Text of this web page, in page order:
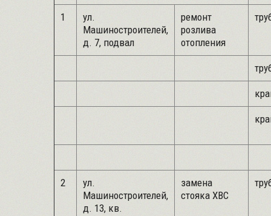
1
ул.
Машиностроителей,
д. 7, подвал
ремонт
розлива
отопления
2
ул.
Машиностроителей,
д. 13, кв.
замена
стояка ХВС